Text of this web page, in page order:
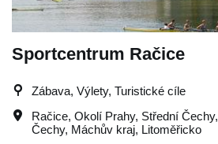
Sportcentrum Račice
Zábava, Výlety, Turistické cíle
Račice, Okolí Prahy, Střední Čechy,
Čechy, Máchův kraj, Litoměřicko